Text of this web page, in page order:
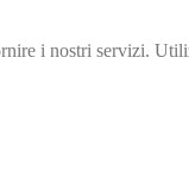
i nostri servizi.